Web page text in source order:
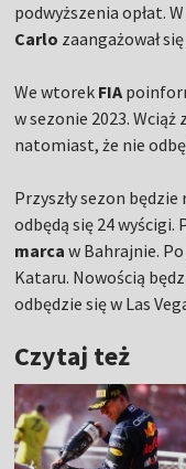
podwyższenia opłat.
Carlo zaangażował
We wtorek FIA
w sezonie 2023.
natomiast, że nie
Przyszły sezon
odbędą się 24 wyścigi.
marca w Bahrajnie.
Kataru. Nowością
odbędzie się w Las
Czytaj też